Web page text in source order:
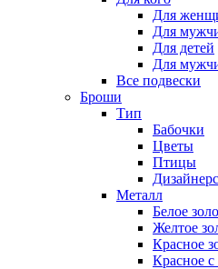
Для
Для
Для детей
Для
Все подвески
Броши
Тип
Бабочки
Цветы
Птицы
Металл
Белое
Желтое
Красное
Красное